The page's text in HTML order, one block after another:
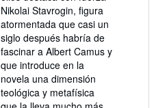
Nikolai Stavrogin, figura
atormentada que casi un
siglo después habría de
fascinar a Albert Camus y
que introduce en la
novela una dimensión
teológica y metafísica